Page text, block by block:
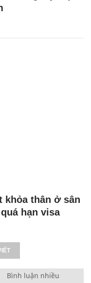
khỏa thân ở sân
hạn visa
Bình luận nhiều